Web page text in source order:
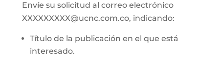
Envíe su solicitud al correo electrónico
XXXXXXXXX@ucnc.com.co, indicando:
Título de la publicación en el que está
interesado.